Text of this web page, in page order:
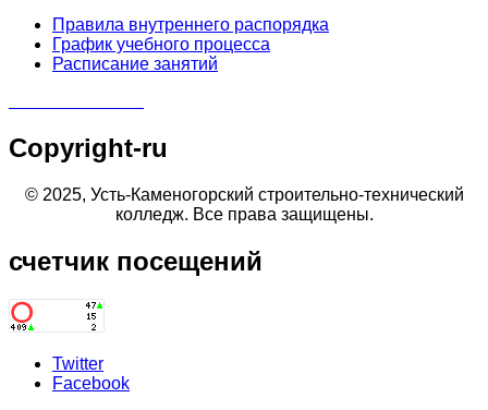
Правила внутреннего распорядка
График учебного процесса
Расписание занятий
Copyright-ru
© 2025, Усть-Каменогорский строительно-технический
колледж. Все права защищены.
счетчик посещений
Twitter
Facebook